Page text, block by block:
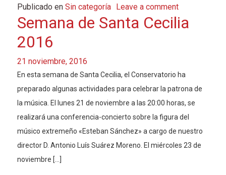
Publicado en Sin categoría Leave a comment
Semana de Santa Cecilia
2016
21 noviembre, 2016
En esta semana de Santa Cecilia, el Conservatorio ha
preparado algunas actividades para celebrar la patrona de
la música. El lunes 21 de noviembre a las 20:00 horas, se
realizará una conferencia-concierto sobre la figura del
músico extremeño «Esteban Sánchez» a cargo de nuestro
director D. Antonio Luís Suárez Moreno. El miércoles 23 de
noviembre […]